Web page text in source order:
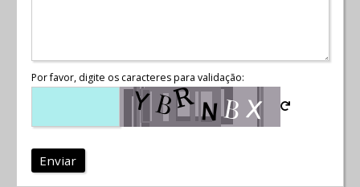
Por favor, digite os caracteres para validação:
Enviar